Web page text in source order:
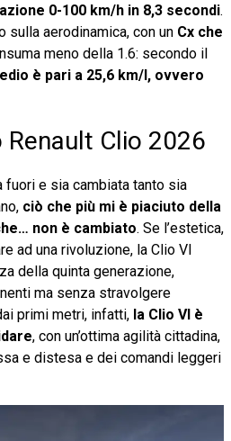
0-100 km/h in 8,3 secondi.
sulla aerodinamica, con un Cx che
meno della 1.6: secondo il
è pari a 25,6 km/l, ovvero
Clio 2026
fuori e sia cambiata tanto sia
ciò che più mi è piaciuto della
non è cambiato. Se l’estetica,
ad una rivoluzione, la Clio VI
della quinta generazione,
ma senza stravolgere
primi metri, infatti, la Clio VI è
, con un’ottima agilità cittadina,
e distesa e dei comandi leggeri